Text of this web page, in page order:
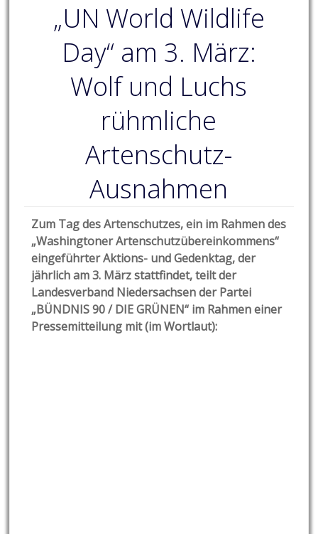
„UN World Wildlife
Day“ am 3. März:
Wolf und Luchs
rühmliche
Artenschutz-
Ausnahmen
Zum Tag des Artenschutzes, ein im Rahmen des
„Washingtoner Artenschutzübereinkommens“
eingeführter Aktions- und Gedenktag, der
jährlich am 3. März stattfindet, teilt der
Landesverband Niedersachsen der Partei
„BÜNDNIS 90 / DIE GRÜNEN“ im Rahmen einer
Pressemitteilung mit (im Wortlaut):